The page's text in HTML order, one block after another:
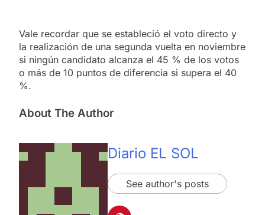
Vale recordar que se estableció el voto directo y
la realización de una segunda vuelta en noviembre
si ningún candidato alcanza el 45 % de los votos
o más de 10 puntos de diferencia si supera el 40
%.
About The Author
Diario EL SOL
See author's posts